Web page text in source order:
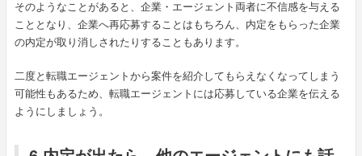
そのようなことがあると、企業・エージェント両者に不信感を与える
こととなり、企業へ再応募することはもちろん、内定をもらった企業
の内定が取り消しされたりすることもあります。
二度と転職エージェントから案件を紹介してもらえなくなってしまう
可能性もあるため、転職エージェントには応募している企業を伝える
ようにしましょう。